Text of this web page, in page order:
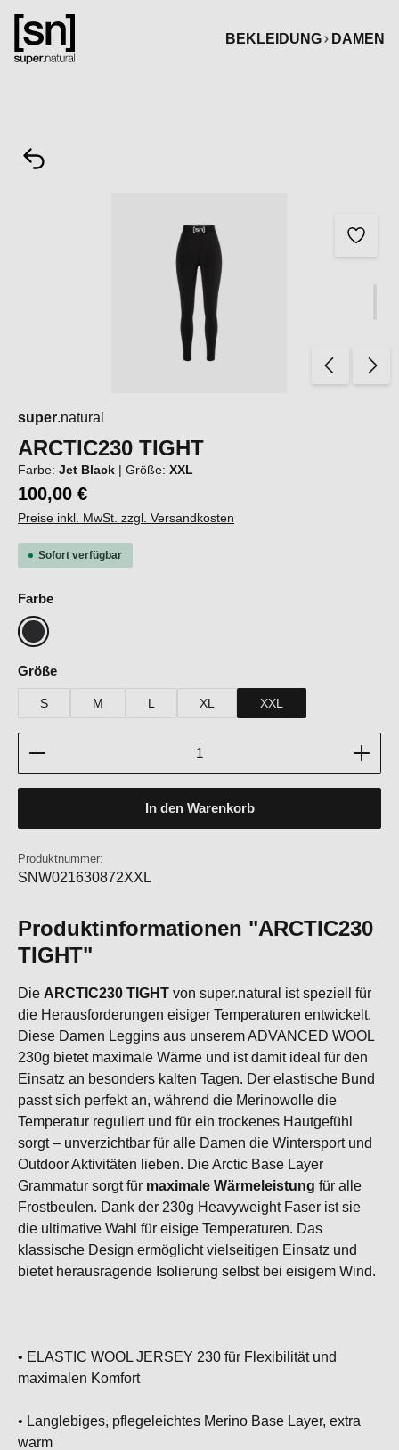
springen
BEKLEIDUNG
DAMEN
super.natural
ARCTIC230 TIGHT
Farbe: Jet Black | Größe: XXL
100,00 €
Preise inkl. MwSt. zzgl. Versandkosten
Sofort verfügbar
Farbeauswählen
Jet Black
Größeauswählen
S M L XL XXL
Produkt Anzahl: Gib den gewünschten Wert ein
In den Warenkorb
Produktnummer:
SNW021630872XXL
Produktinformationen "ARCTIC230
TIGHT"
Die ARCTIC230 TIGHT von super.natural ist speziell für
die Herausforderungen eisiger Temperaturen entwickelt.
Diese Damen Leggins aus unserem ADVANCED WOOL
230g bietet maximale Wärme und ist damit ideal für den
Einsatz an besonders kalten Tagen. Der elastische Bund
passt sich perfekt an, während die Merinowolle die
Temperatur reguliert und für ein trockenes Hautgefühl
sorgt – unverzichtbar für alle Damen die Wintersport und
Outdoor Aktivitäten lieben. Die Arctic Base Layer
Grammatur sorgt für maximale Wärmeleistung für alle
Frostbeulen. Dank der 230g Heavyweight Faser ist sie
die ultimative Wahl für eisige Temperaturen. Das
klassische Design ermöglicht vielseitigen Einsatz und
bietet herausragende Isolierung selbst bei eisigem Wind.
• ELASTIC WOOL JERSEY 230 für Flexibilität und
maximalen Komfort
• Langlebiges, pflegeleichtes Merino Base Layer, extra
warm